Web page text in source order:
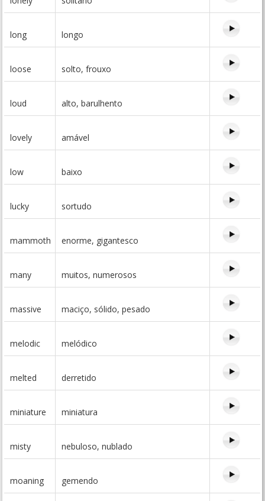
long longo
loose solto, frouxo
loud alto, barulhento
lovely amável
low baixo
lucky sortudo
mammoth enorme, gigantesco
many muitos, numerosos
massive maciço, sólido, pesado
melodic melódico
melted derretido
miniature miniatura
misty nebuloso, nublado
moaning gemendo